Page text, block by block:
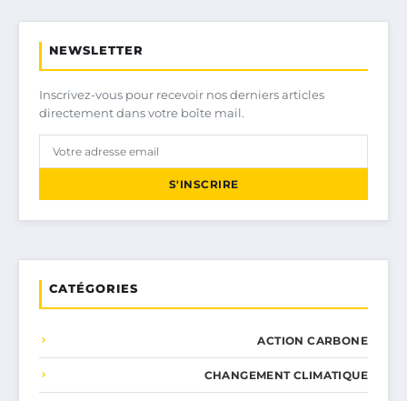
NEWSLETTER
Inscrivez-vous pour recevoir nos derniers articles
directement dans votre boîte mail.
S'INSCRIRE
CATÉGORIES
ACTION CARBONE
CHANGEMENT CLIMATIQUE